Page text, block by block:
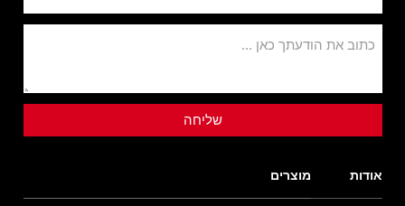
כתוב את הודעתך כאן ...
אודות מוצרים